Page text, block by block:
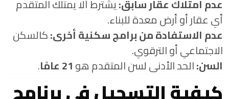
عدم امتلاك عقار سابق:يشترط ألا يمتلك المتقدم
أي عقار أو أرض معدة للبناء.
عدم الاستفادة من برامج سكنية أخرى:كالسكن
الاجتماعي أو الترقوي.
السن:الحد الأدنى لسن المتقدم هو21 عامًا .